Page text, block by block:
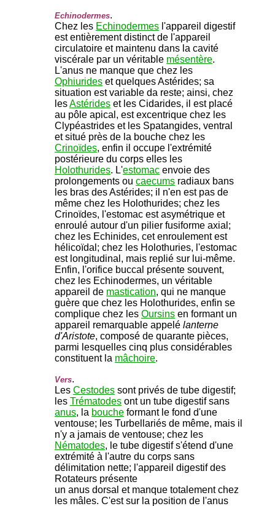
Echinodermes.
Chez les Echinodermes l'appareil digestif
est entièrement distinct de l'appareil
circulatoire et maintenu dans la cavité
viscérale par un véritable mésentère.
L'anus ne manque que chez les
Ophiurides et quelques Astérides; sa
situation est variable da reste; ainsi, chez
lesAstérides et les Cidarides, il est placé
au pôle apical, est excentrique chez les
Clypéastrides et les Spatangides, ventral
et situé près de la bouche chez les
Crinoïdes, enfin il occupe l'extrémité
postérieure du corps elles les
Holothurides. L'estomac envoie des
prolongements ou caecums radiaux bans
les bras des Astérides; il n'en est pas de
même chez les Holothurides; chez les
Crinoïdes, l'estomac est asymétrique et
enroulé autour d'un pilier fusiforme axial;
chez les Echinides, cet enroulement est
hélicoïdal; chez les Holothuries, l'estomac
est longitudinal, mais replié sur lui-même.
Enfin, l'orifice buccal présente souvent,
chez les Echinodermes, un véritable
appareil de mastication, qui ne manque
guère que chez les Holothurides, enfin se
complique chez les Oursins en formant un
appareil remarquable appelé lanterne
d'Aristote, composé de quarante pièces,
parmi lesquelles cinq plus considérables
constituent la mâchoire.
Vers.
Les Cestodes sont privés de tube digestif;
les Trématodes ont un tube digestif sans
anus, la bouche formant le fond d'une
ventouse; les Turbellariés de même, mais il
n'y a jamais de ventouse; chez les
Nématodes, le tube digestif s'étend d'une
extrémité à l'autre du corps sans
délimitation nette; l'appareil digestif des
Rotateurs présente
un anus dorsal et manque totalement chez
les mâles. C'est sur la position de l'anus